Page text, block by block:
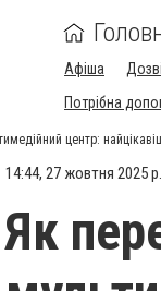
Афіша
Потрібна
центр:
14:44, 27 жовтня 2025 р.
Як